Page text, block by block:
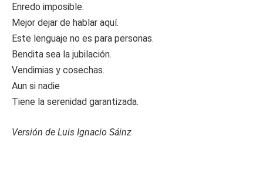
Enredo imposible.
Mejor dejar de hablar aquí.
Este lenguaje no es para personas.
Bendita sea la jubilación.
Vendimias y cosechas.
Aun si nadie
Tiene la serenidad garantizada.
Versión de Luis Ignacio Sáinz